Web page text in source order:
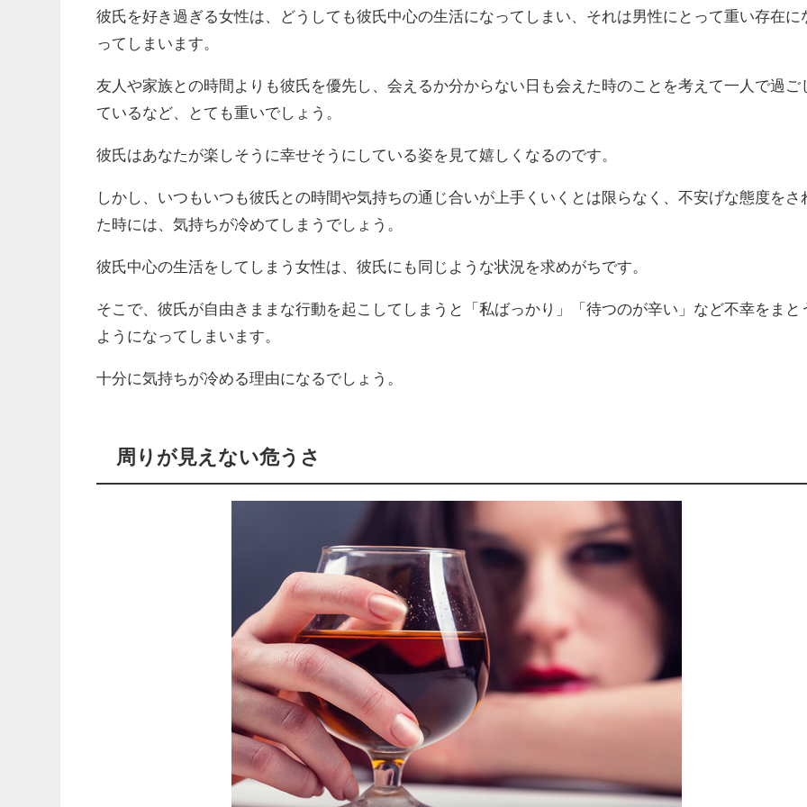
彼氏を好き過ぎる女性は、どうしても彼氏中心の生活になってしまい、それは男性にとって重い存在に
ってしまいます。
友人や家族との時間よりも彼氏を優先し、会えるか分からない日も会えた時のことを考えて一人で過ご
ているなど、とても重いでしょう。
彼氏はあなたが楽しそうに幸せそうにしている姿を見て嬉しくなるのです。
しかし、いつもいつも彼氏との時間や気持ちの通じ合いが上手くいくとは限らなく、不安げな態度をさ
た時には、気持ちが冷めてしまうでしょう。
彼氏中心の生活をしてしまう女性は、彼氏にも同じような状況を求めがちです。
そこで、彼氏が自由きままな行動を起こしてしまうと「私ばっかり」「待つのが辛い」など不幸をまと
ようになってしまいます。
十分に気持ちが冷める理由になるでしょう。
周りが見えない危うさ